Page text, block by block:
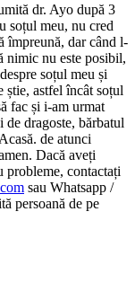
dr. Ayo după 3
soțul meu, nu cred
împreună, dar când l-
nimic nu este posibil,
soțul meu și
știe, astfel încât soțul
fac și i-am urmat
dragoste, bărbatul
de atunci
Dacă aveți
probleme, contactați
sau Whatsapp /
persoană de pe